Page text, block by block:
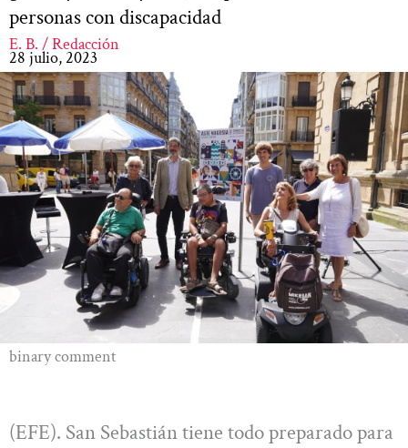
personas con discapacidad
E. B. / Redacción
28 julio, 2023
binary comment
(EFE). San Sebastián tiene todo preparado para